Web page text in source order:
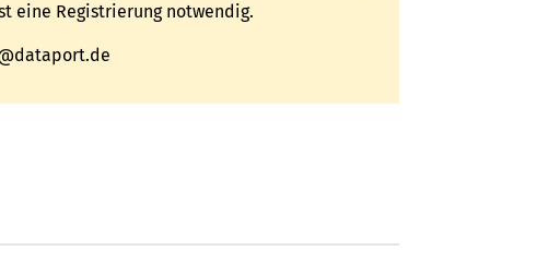
eine Registrierung notwendig.